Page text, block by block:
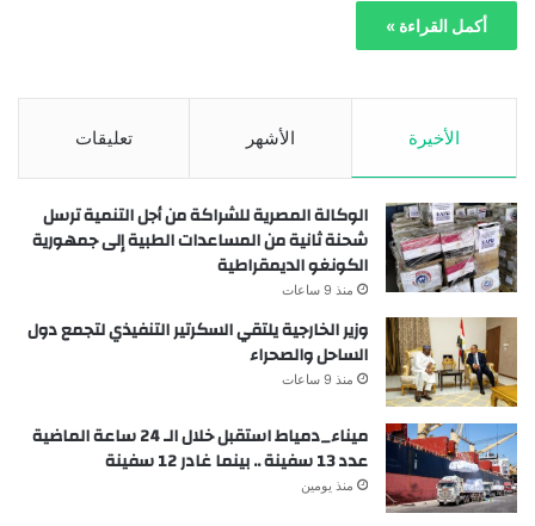
أكمل القراءة »
الأخيرة الأشهر تعليقات
الوكالة المصرية للشراكة من أجل التنمية ترسل
شحنة ثانية من المساعدات الطبية إلى جمهورية
الكونغو الديمقراطية
منذ 9 ساعات
وزير الخارجية يلتقي السكرتير التنفيذي لتجمع دول
الساحل والصحراء
منذ 9 ساعات
ميناء_دمياط استقبل خلال الـ 24 ساعة الماضية
عدد 13 سفينة .. بينما غادر 12 سفينة
منذ يومين